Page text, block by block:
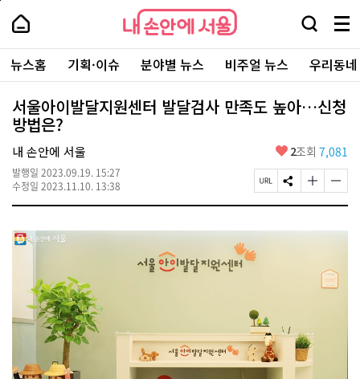
본
로
가
내
손
안
에
서
울
-
서
울
시
대
표
소
통
포
내
손
에
울
검
창
열
기
메
뉴
전
체
보
기
주
요
서
뉴스홈 기획·이슈 분야별 뉴스 비주얼 뉴스 우리동
서울아이발달지원센터 발달검사 만족도 높아…신청
방법은?
내 손안에 서울
발행일 2023.09.19. 15:27
수정일 2023.11.10. 13:38
좋
요
2조회 7,081
페
이
U
S
N
공
글
자
기
변
경
하
글
자
기
작
변
경
하
페
상
단
로